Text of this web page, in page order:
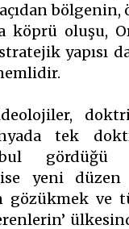
bölgenin,
köprü oluşu,
yapısı
tek
gördüğü
ise yeni
gözükmek ve